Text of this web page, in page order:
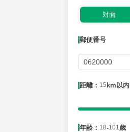
対面
郵便番号
距離： 15 km以内
年齢： 18-101 歳
距離：15km以内
年齢：18-101歳